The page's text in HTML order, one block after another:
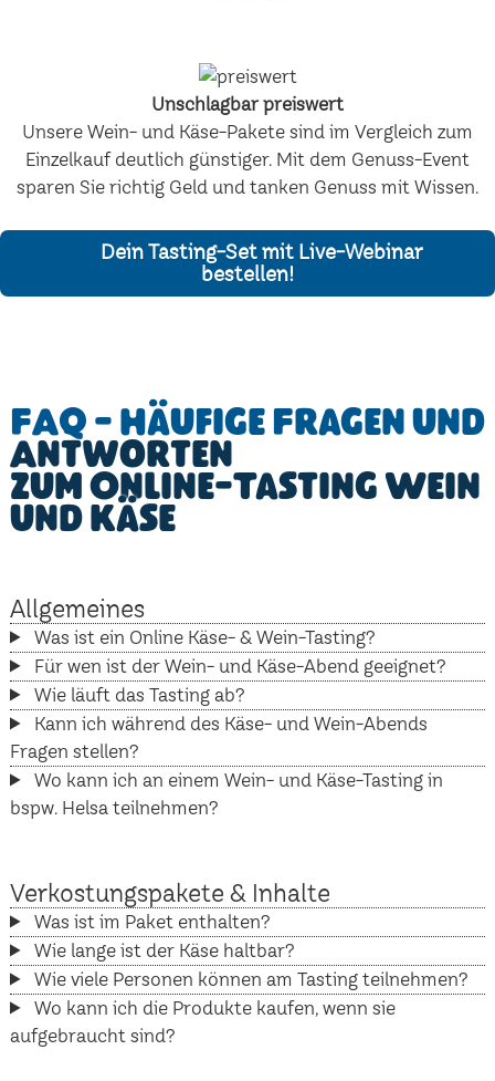
Unschlagbar preiswert
Unsere Wein- und Käse-Pakete sind im Vergleich zum
Einzelkauf deutlich günstiger. Mit dem Genuss-Event
sparen Sie richtig Geld und tanken Genuss mit Wissen.
Dein Tasting-Set mit Live-Webinar
bestellen!
FAQ - Häufige Fragen und
Antworten
zum Online-Tasting Wein
und Käse
Allgemeines
Was ist ein Online Käse- & Wein-Tasting?
Für wen ist der Wein- und Käse-Abend geeignet?
Wie läuft das Tasting ab?
Kann ich während des Käse- und Wein-Abends
Fragen stellen?
Wo kann ich an einem Wein- und Käse-Tasting in
bspw. Helsa teilnehmen?
Verkostungspakete & Inhalte
Was ist im Paket enthalten?
Wie lange ist der Käse haltbar?
Wie viele Personen können am Tasting teilnehmen?
Wo kann ich die Produkte kaufen, wenn sie
aufgebraucht sind?